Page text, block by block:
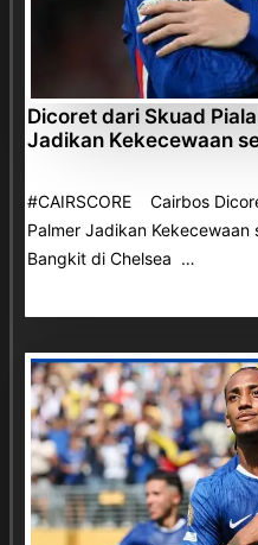
Dicoret dari Skuad
Jadikan Kekecewaan
#CAIRSCORE Cairbos
Palmer Jadikan
Bangkit di Chelsea …